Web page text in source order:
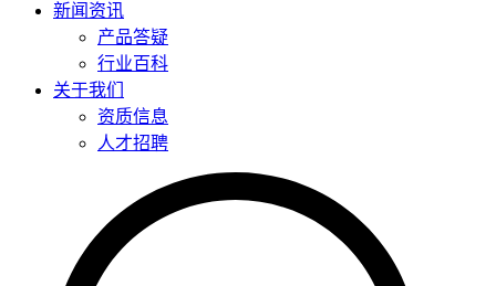
新闻资讯
产品答疑
行业百科
关于我们
资质信息
人才招聘